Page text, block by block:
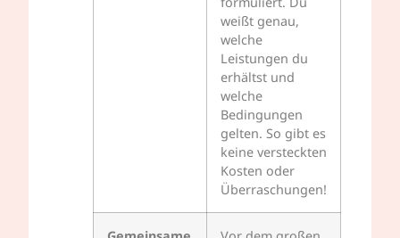
weißt genau,
welche
Leistungen du
erhältst und
welche
Bedingungen
gelten. So gibt es
keine versteckten
Kosten oder
Überraschungen!